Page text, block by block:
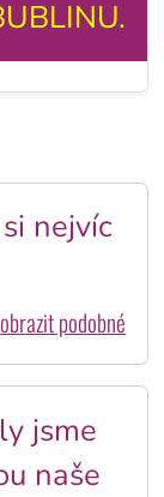
nejvíc
podobné
jsme
naše